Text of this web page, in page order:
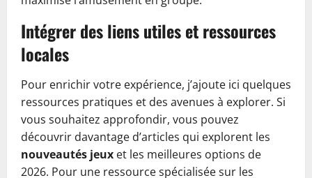
Intégrer des liens utiles et ressources
locales
Pour enrichir votre expérience, j’ajoute ici quelques
ressources pratiques et des avenues à explorer. Si
vous souhaitez approfondir, vous pouvez
découvrir davantage d’articles qui explorent les
nouveautés jeux et les meilleures options de
2026. Pour une ressource spécialisée sur les